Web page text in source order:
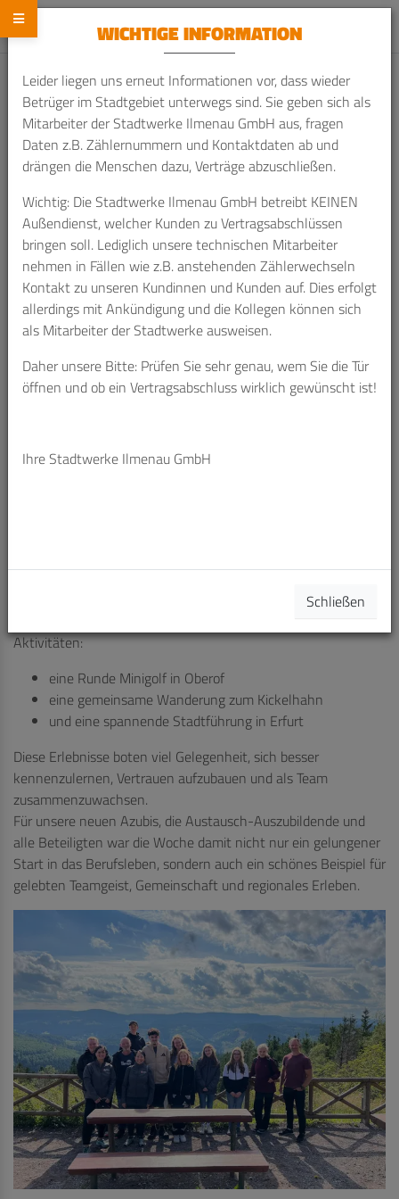
Home News & Aktionen
Ein gelungener Start in
die Ausbildung
Die Stadtwerke Ilmenau GmbH haben in diesem Jahr nicht
begrüßt, sondern auch am Thüga-Programm „PlusDays“
teilgenommen.
im Thüga-Verbund, für eine Woche in ein anderes
Unternehmen hineinzuschnuppern. So konnten wir eine
stand neben fachlichen Einblicken auch das Miteinander im
Aktivitäten:
eine Runde Minigolf in Oberof
eine gemeinsame Wanderung zum Kickelhahn
und eine spannende Stadtführung in Erfurt
Diese Erlebnisse boten viel Gelegenheit, sich besser
kennenzulernen, Vertrauen aufzubauen und als Team
zusammenzuwachsen.
Für unsere neuen Azubis, die Austausch-Auszubildende und
alle Beteiligten war die Woche damit nicht nur ein gelungener
Start in das Berufsleben, sondern auch ein schönes Beispiel für
gelebten Teamgeist, Gemeinschaft und regionales Erleben.
WICHTIGE INFORMATION
Leider liegen uns erneut Informationen vor, dass wieder
Betrüger im Stadtgebiet unterwegs sind. Sie geben sich als
Mitarbeiter der Stadtwerke Ilmenau GmbH aus, fragen
Daten z.B. Zählernummern und Kontaktdaten ab und
drängen die Menschen dazu, Verträge abzuschließen.
Wichtig: Die Stadtwerke Ilmenau GmbH betreibt KEINEN
Außendienst, welcher Kunden zu Vertragsabschlüssen
bringen soll. Lediglich unsere technischen Mitarbeiter
nehmen in Fällen wie z.B. anstehenden Zählerwechseln
Kontakt zu unseren Kundinnen und Kunden auf. Dies erfolgt
allerdings mit Ankündigung und die Kollegen können sich
als Mitarbeiter der Stadtwerke ausweisen.
Daher unsere Bitte: Prüfen Sie sehr genau, wem Sie die Tür
öffnen und ob ein Vertragsabschluss wirklich gewünscht ist!
Ihre Stadtwerke Ilmenau GmbH
Schließen